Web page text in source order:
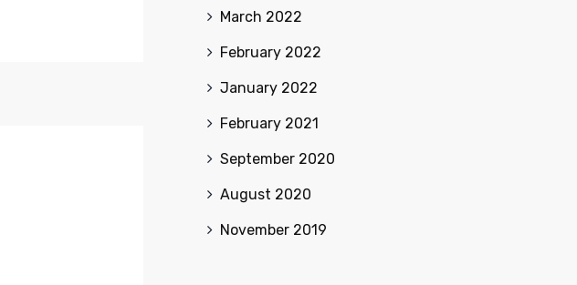
March 2022
February 2022
January 2022
February 2021
September 2020
August 2020
November 2019